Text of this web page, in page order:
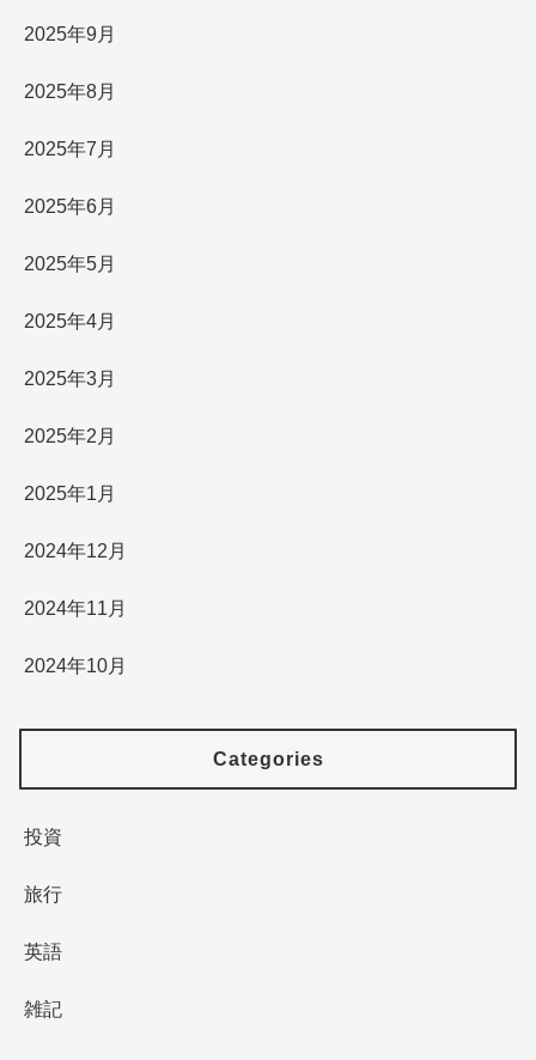
2025年9月
2025年8月
2025年7月
2025年6月
2025年5月
2025年4月
2025年3月
2025年2月
2025年1月
2024年12月
2024年11月
2024年10月
Categories
投資
旅行
英語
雑記